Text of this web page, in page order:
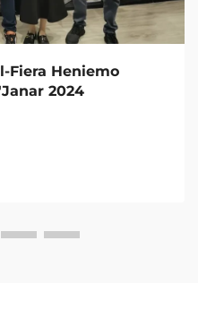
Fiera Heniemo
2024